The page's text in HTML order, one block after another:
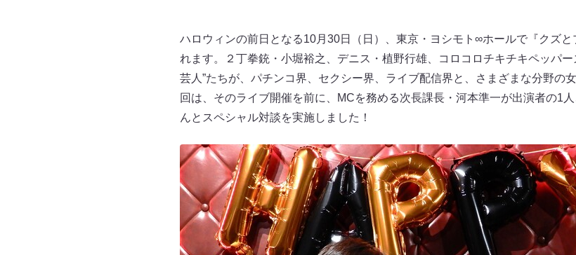
ハロウィンの前日となる10月30日（日）、東京・ヨシモト∞ホールで『クズ
れます。２丁拳銃・小堀裕之、デニス・植野行雄、コロコロチキチキペッパ
芸人”たちが、パチンコ界、セクシー界、ライブ配信界と、さまざまな分野の
回は、そのライブ開催を前に、MCを務める次長課長・河本準一が出演者の1
んとスペシャル対談を実施しました！